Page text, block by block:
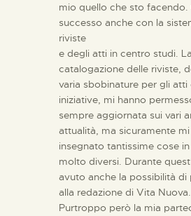
mio quello che sto facendo.
successo anche con la
riviste
e degli atti in centro studi. La
catalogazione delle riviste,
varia sbobinature per gli atti
iniziative, mi hanno
sempre aggiornata sui vari
attualità, ma sicuramente
insegnato tantissime cose
molto diversi. Durante
avuto anche la possibilità di
alla redazione di Vita Nuova.
Purtroppo però la mia